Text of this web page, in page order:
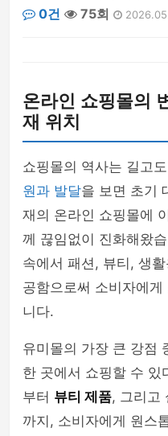
0건
75회
온라인 쇼핑몰의
재 위치
쇼핑몰의 역사는 길고
원과 발달을 보면 초기
재의 온라인 쇼핑몰에
께 끊임없이 진화해왔
속에서 패션, 뷰티, 생
공함으로써 소비자에
니다.
유미몰의 가장 큰 강점
한 곳에서 쇼핑할 수 있
부터 뷰티 제품, 그리고
까지, 소비자에게 원스